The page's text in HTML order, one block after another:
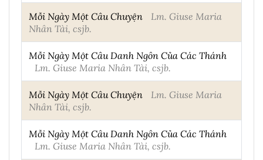
Mỗi Ngày Một Câu Chuyện
Lm. Giuse Maria
Nhân Tài, csjb.
Mỗi Ngày Một Câu Danh Ngôn Của Các Thánh
Lm. Giuse Maria Nhân Tài, csjb.
Mỗi Ngày Một Câu Chuyện
Lm. Giuse Maria
Nhân Tài, csjb.
Mỗi Ngày Một Câu Danh Ngôn Của Các Thánh
Lm. Giuse Maria Nhân Tài, csjb.